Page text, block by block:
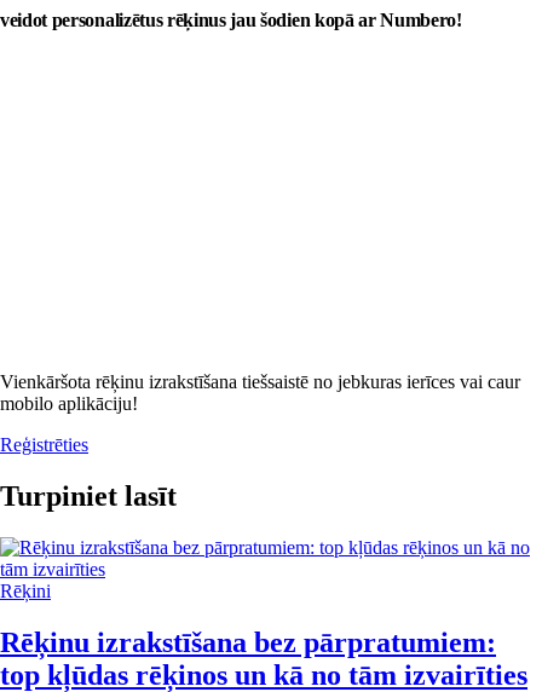
veidot personalizētus rēķinus jau šodien kopā ar Numbero!
Vienkāršota rēķinu izrakstīšana tiešsaistē no jebkuras ierīces vai caur
mobilo aplikāciju!
Reģistrēties
Turpiniet lasīt
Rēķini
Rēķinu izrakstīšana bez pārpratumiem:
top kļūdas rēķinos un kā no tām izvairīties